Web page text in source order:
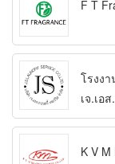
F T
โรงง
เจ.เอ
K V